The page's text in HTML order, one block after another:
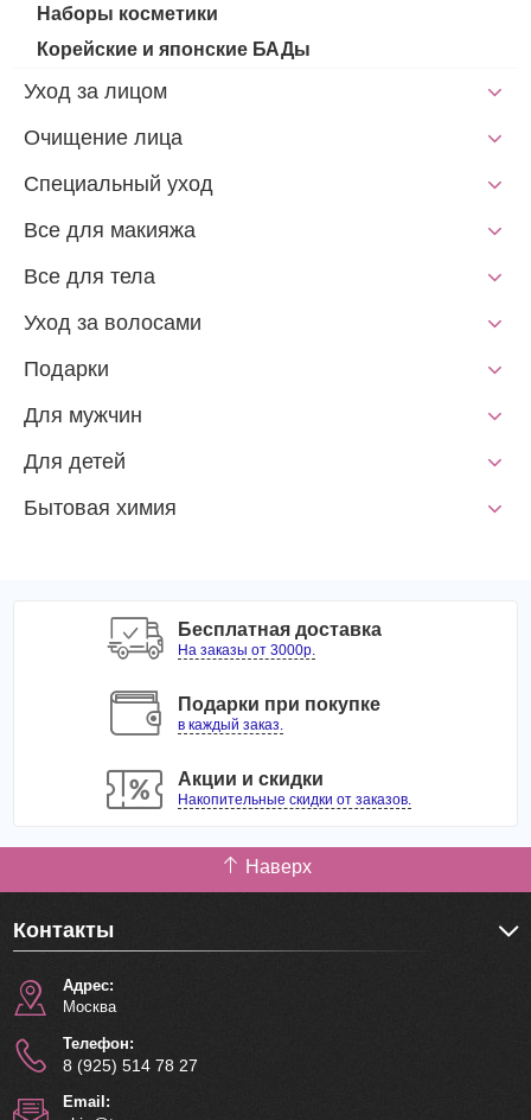
Наборы косметики
Корейские и японские БАДы
Уход за лицом
Очищение лица
Специальный уход
Все для макияжа
Все для тела
Уход за волосами
Подарки
Для мужчин
Для детей
Бытовая химия
Бесплатная доставка
На заказы от 3000р.
Подарки при покупке
в каждый заказ.
Акции и скидки
Накопительные скидки от заказов.
Наверх
Контакты
Адрес:
Москва
Телефон:
8 (925) 514 78 27
Email: